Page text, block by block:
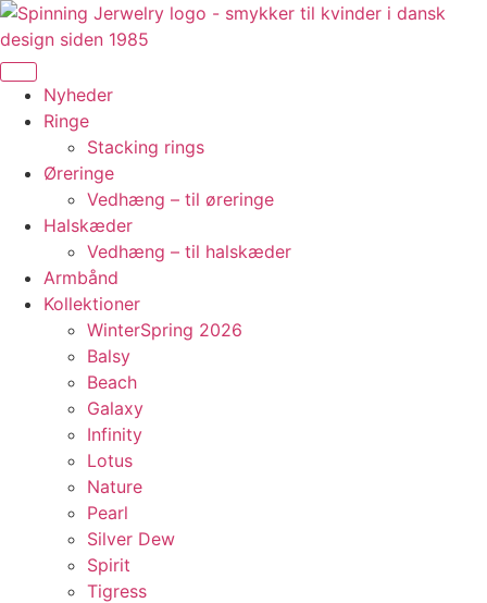
Videre
til
indhold
Nyheder
Ringe
Stacking rings
Øreringe
Vedhæng – til øreringe
Halskæder
Vedhæng – til halskæder
Armbånd
Kollektioner
WinterSpring 2026
Balsy
Beach
Galaxy
Infinity
Lotus
Nature
Pearl
Silver Dew
Spirit
Tigress